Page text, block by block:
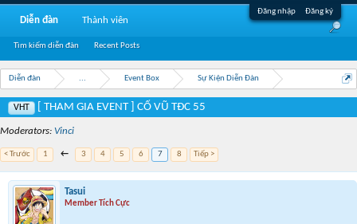
Đăng nhập Đăng ký
Diễn đàn ... Event Box Sự Kiện Diễn Đàn
VHT [ THAM GIA EVENT ] CỔ VŨ TĐC 55
Moderators: Vinci
< Trước 1 ← 3 4 5 6 7 8 Tiếp >
Tasui
Member Tích Cực
Diễn đàn
Tìm kiếm diễn đàn Recent Posts
Thành viên